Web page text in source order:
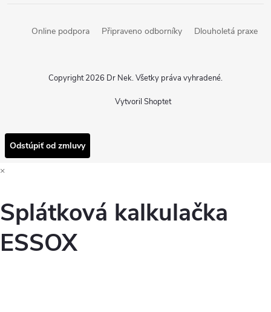
Online podpora Připraveno odborníky Dlouholetá praxe
Vytvoril Shoptet
Copyright 2026 Dr Nek. Všetky práva vyhradené.
Odstúpiť od zmluvy
×
Splátková kalkulačka
ESSOX